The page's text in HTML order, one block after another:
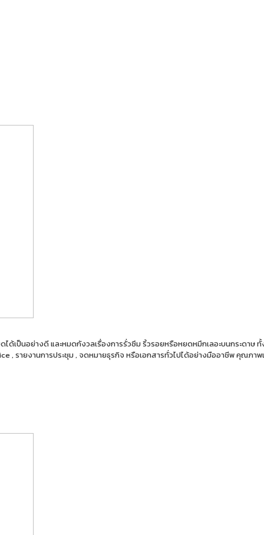
ป็นอย่างดี และหมดกังวลเรื่องการรั่วซึม ริ้วรอยหรือหยดหมึกเลอะบนกระดาษ
รายงานการประชุม , จดหมายธุรกิจ หรือเอกสารทั่วไปได้อย่างมืออาชีพ คุณภาพ